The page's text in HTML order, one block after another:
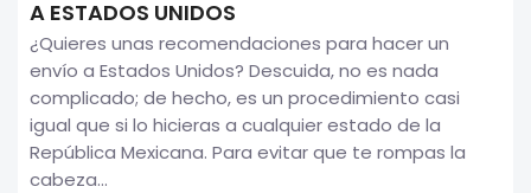
A ESTADOS UNIDOS
¿Quieres unas recomendaciones para hacer un
envío a Estados Unidos? Descuida, no es nada
complicado; de hecho, es un procedimiento casi
igual que si lo hicieras a cualquier estado de la
República Mexicana. Para evitar que te rompas la
cabeza...